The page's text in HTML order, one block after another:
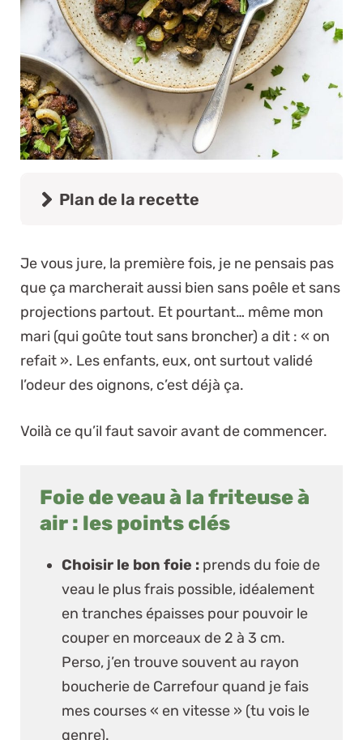
Plan de la recette
Je vous jure, la première fois, je ne pensais pas
que ça marcherait aussi bien sans poêle et sans
projections partout. Et pourtant… même mon
mari (qui goûte tout sans broncher) a dit : « on
refait ». Les enfants, eux, ont surtout validé
l’odeur des oignons, c’est déjà ça.
Voilà ce qu’il faut savoir avant de commencer.
Foie de veau à la friteuse à
air : les points clés
Choisir le bon foie : prends du foie de
veau le plus frais possible, idéalement
en tranches épaisses pour pouvoir le
couper en morceaux de 2 à 3 cm.
Perso, j’en trouve souvent au rayon
boucherie de Carrefour quand je fais
mes courses « en vitesse » (tu vois le
genre).